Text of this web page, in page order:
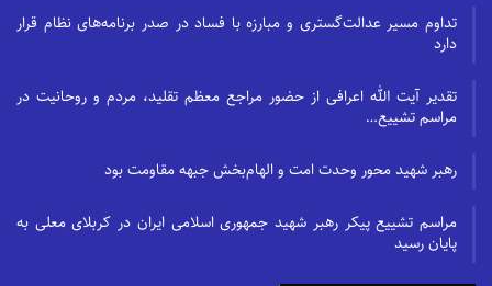
تداوم مسیر عدالت‌گستری و مبارزه با فساد در صدر برنامه‌های نظام قرار
دارد
تقدیر آیت الله اعرافی از حضور مراجع معظم تقلید، مردم و روحانیت در
مراسم تشییع…
رهبر شهید محور وحدت امت و الهام‌بخش جبهه مقاومت بود
مراسم تشییع پیکر رهبر شهید جمهوری اسلامی ایران در کربلای معلی به
پایان رسید